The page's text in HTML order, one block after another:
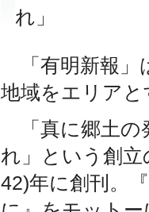
れ」
「有明新報」
地域をエリア
「真に郷土の
れ」という創
42)年に創刊。